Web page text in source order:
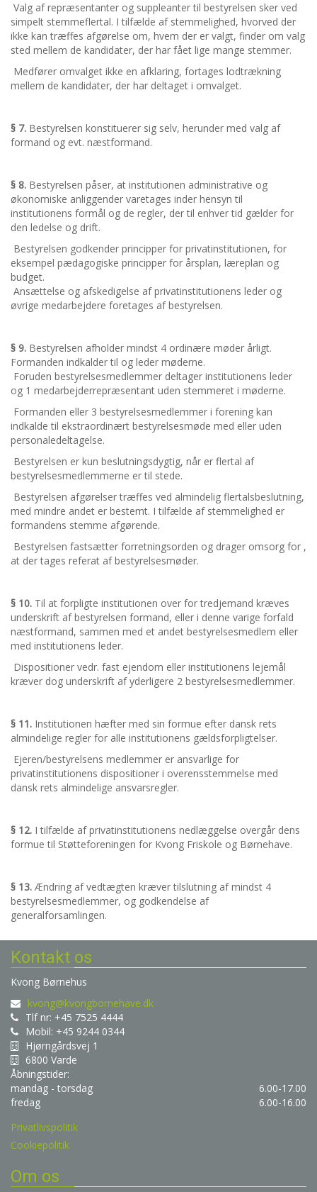
Valg af repræsentanter og suppleanter til bestyrelsen sker ved
simpelt stemmeflertal. I tilfælde af stemmelighed, hvorved der
ikke kan træffes afgørelse om, hvem der er valgt, finder om valg
sted mellem de kandidater, der har fået lige mange stemmer.
Medfører omvalget ikke en afklaring, fortages lodtrækning
mellem de kandidater, der har deltaget i omvalget.
§ 7. Bestyrelsen konstituerer sig selv, herunder med valg af
formand og evt. næstformand.
§ 8. Bestyrelsen påser, at institutionen administrative og
økonomiske anliggender varetages inder hensyn til
institutionens formål og de regler, der til enhver tid gælder for
den ledelse og drift.
Bestyrelsen godkender principper for privatinstitutionen, for
eksempel pædagogiske principper for årsplan, læreplan og
budget.
Ansættelse og afskedigelse af privatinstitutionens leder og
øvrige medarbejdere foretages af bestyrelsen.
§ 9. Bestyrelsen afholder mindst 4 ordinære møder årligt.
Formanden indkalder til og leder møderne.
Foruden bestyrelsesmedlemmer deltager institutionens leder
og 1 medarbejderrepræsentant uden stemmeret i møderne.
Formanden eller 3 bestyrelsesmedlemmer i forening kan
indkalde til ekstraordinært bestyrelsesmøde med eller uden
personaledeltagelse.
Bestyrelsen er kun beslutningsdygtig, når er flertal af
bestyrelsesmedlemmerne er til stede.
Bestyrelsen afgørelser træffes ved almindelig flertalsbeslutning,
med mindre andet er bestemt. I tilfælde af stemmelighed er
formandens stemme afgørende.
Bestyrelsen fastsætter forretningsorden og drager omsorg for ,
at der tages referat af bestyrelsesmøder.
§ 10. Til at forpligte institutionen over for tredjemand kræves
underskrift af bestyrelsen formand, eller i denne varige forfald
næstformand, sammen med et andet bestyrelsesmedlem eller
med institutionens leder.
Dispositioner vedr. fast ejendom eller institutionens lejemål
kræver dog underskrift af yderligere 2 bestyrelsesmedlemmer.
§ 11. Institutionen hæfter med sin formue efter dansk rets
almindelige regler for alle institutionens gældsforpligtelser.
Ejeren/bestyrelsens medlemmer er ansvarlige for
privatinstitutionens dispositioner i overensstemmelse med
dansk rets almindelige ansvarsregler.
§ 12. I tilfælde af privatinstitutionens nedlæggelse overgår dens
formue til Støtteforeningen for Kvong Friskole og Børnehave.
§ 13. Ændring af vedtægten kræver tilslutning af mindst 4
bestyrelsesmedlemmer, og godkendelse af
generalforsamlingen.
Kontakt os
Kvong Børnehus
kvong@kvongbornehave.dk
Tlf nr: +45 7525 4444
Mobil: +45 9244 0344
Hjørngårdsvej 1
6800 Varde
Åbningstider:
mandag - torsdag
6.00-17.00
fredag
6.00-16.00
Privatlivspolitik
Cookiepolitik
Om os